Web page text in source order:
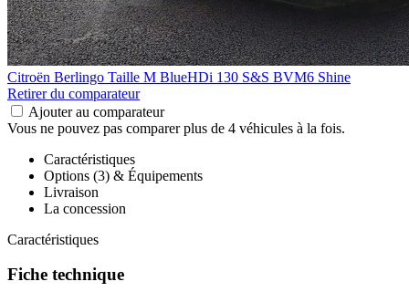
Citroën Berlingo Taille M BlueHDi 130 S&S BVM6 Shine
Retirer du comparateur
Ajouter au comparateur
Vous ne pouvez pas comparer plus de 4 véhicules à la fois.
Caractéristiques
Options (3) & Équipements
Livraison
La concession
Caractéristiques
Fiche technique